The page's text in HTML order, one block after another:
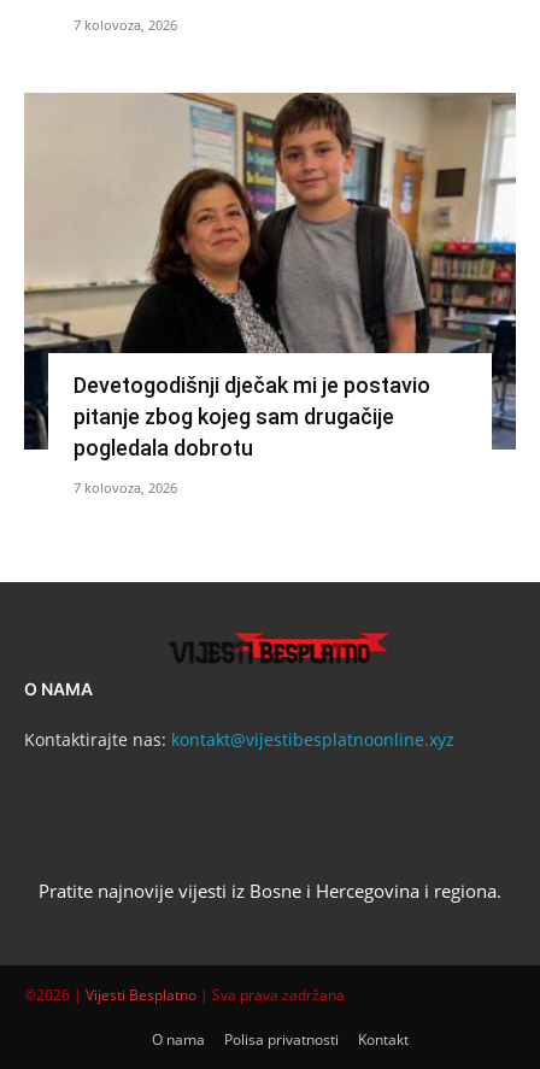
7 kolovoza, 2026
Devetogodišnji dječak mi je postavio
pitanje zbog kojeg sam drugačije
pogledala dobrotu
7 kolovoza, 2026
O NAMA
Kontaktirajte nas: kontakt@vijestibesplatnoonline.xyz
Pratite najnovije vijesti iz Bosne i Hercegovina i regiona.
©2026 | Vijesti Besplatno | Sva prava zadržana
O nama Polisa privatnosti Kontakt